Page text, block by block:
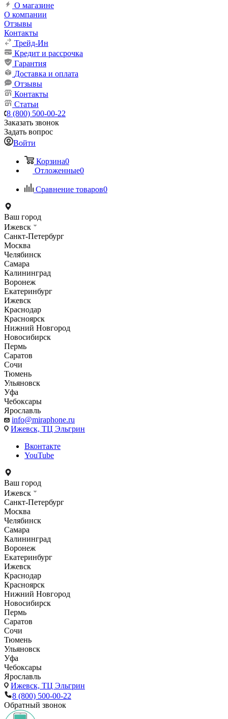
О магазине
О компании
Отзывы
Контакты
Трейд-Ин
Кредит и рассрочка
Гарантия
Доставка и оплата
Отзывы
Контакты
Статьи
8 (800) 500-00-22
Заказать звонок
Задать вопрос
Войти
Корзина0
Отложенные0
Сравнение товаров0
Ваш город
Ижевск
Санкт-Петербург
Москва
Челябинск
Самара
Калининград
Воронеж
Екатеринбург
Ижевск
Краснодар
Красноярск
Нижний Новгород
Новосибирск
Пермь
Саратов
Сочи
Тюмень
Ульяновск
Уфа
Чебоксары
Ярославль
info@miraphone.ru
Ижевск, ТЦ Эльгрин
Вконтакте
YouTube
Ваш город
Ижевск
Санкт-Петербург
Москва
Челябинск
Самара
Калининград
Воронеж
Екатеринбург
Ижевск
Краснодар
Красноярск
Нижний Новгород
Новосибирск
Пермь
Саратов
Сочи
Тюмень
Ульяновск
Уфа
Чебоксары
Ярославль
Ижевск, ТЦ Эльгрин
8 (800) 500-00-22
Обратный звонок